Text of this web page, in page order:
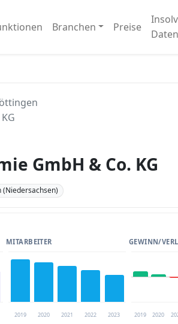
Branchen Preise
GmbH & Co. KG
(Niedersachsen)
MITARBEITER
2019 2020 2021 2022 2023
GEWINN/
2019 2020